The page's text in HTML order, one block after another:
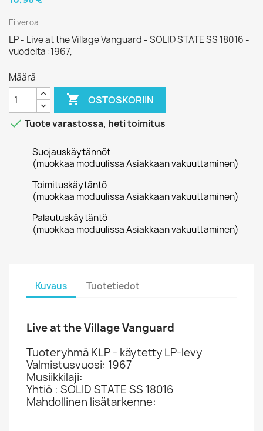
Ei veroa
LP - Live at the Village Vanguard - SOLID STATE SS 18016 -
vuodelta :1967,
Määrä
 OSTOSKORIIN
 Tuote varastossa, heti toimitus
Suojauskäytännöt
(muokkaa moduulissa Asiakkaan vakuuttaminen)
Toimituskäytäntö
(muokkaa moduulissa Asiakkaan vakuuttaminen)
Palautuskäytäntö
(muokkaa moduulissa Asiakkaan vakuuttaminen)
Kuvaus Tuotetiedot
Live at the Village Vanguard
Tuoteryhmä KLP - käytetty LP-levy
Valmistusvuosi: 1967
Musiikkilaji:
Yhtiö : SOLID STATE SS 18016
Mahdollinen lisätarkenne: